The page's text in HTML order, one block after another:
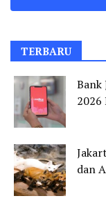
TERBARU
Bank
2026
dan